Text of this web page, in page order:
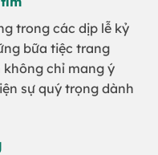
trong các dịp lễ kỷ
bữa tiệc trang
chỉ mang ý
sự quý trọng dành